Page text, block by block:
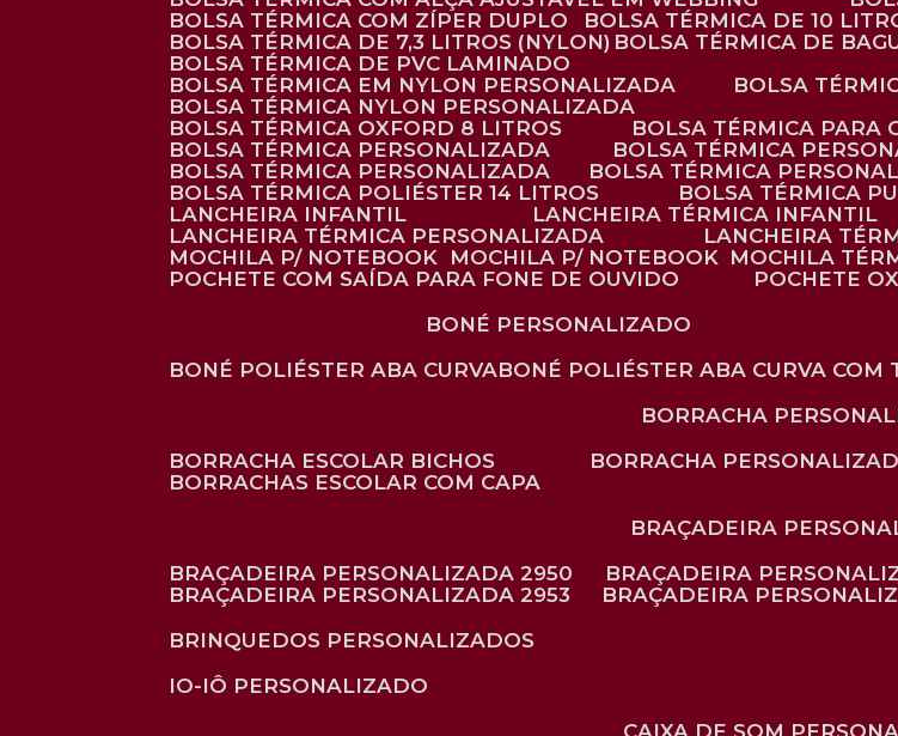
BOLSA TÉRMICA COM ZÍPER DUPLO
BOLSA TÉRMICA DE 10
BOLSA TÉRMICA DE 7,3 LITROS (NYLON)
BOLSA TÉRMICA DE
BOLSA TÉRMICA DE PVC LAMINADO
BOLSA TÉRMICA EM NYLON PERSONALIZADA
BOLSA
BOLSA TÉRMICA NYLON PERSONALIZADA
BOLSA TÉRMICA OXFORD 8 LITROS
BOLSA TÉRMICA PARA
BOLSA TÉRMICA PERSONALIZADA
BOLSA TÉRMICA
BOLSA TÉRMICA PERSONALIZADA
BOLSA TÉRMICA
BOLSA TÉRMICA POLIÉSTER 14 LITROS
BOLSA TÉRMICA
LANCHEIRA INFANTIL
LANCHEIRA TÉRMICA INFANTIL
LANCHEIRA TÉRMICA PERSONALIZADA
LANCHEIRA
MOCHILA P/ NOTEBOOK
MOCHILA P/ NOTEBOOK MOCHILA
POCHETE COM SAÍDA PARA FONE DE OUVIDO
POCHETE
BONÉ PERSONALIZADO
BONÉ POLIÉSTER ABA CURVA
BONÉ POLIÉSTER ABA CURVA COM
BORRACHA
BORRACHA ESCOLAR BICHOS
BORRACHA
BORRACHAS ESCOLAR COM CAPA
BRAÇADEIRA
BRAÇADEIRA PERSONALIZADA 2950
BRAÇADEIRA
BRAÇADEIRA PERSONALIZADA 2953
BRAÇADEIRA
BRINQUEDOS PERSONALIZADOS
IO-IÔ PERSONALIZADO
CAIXA DE SOM